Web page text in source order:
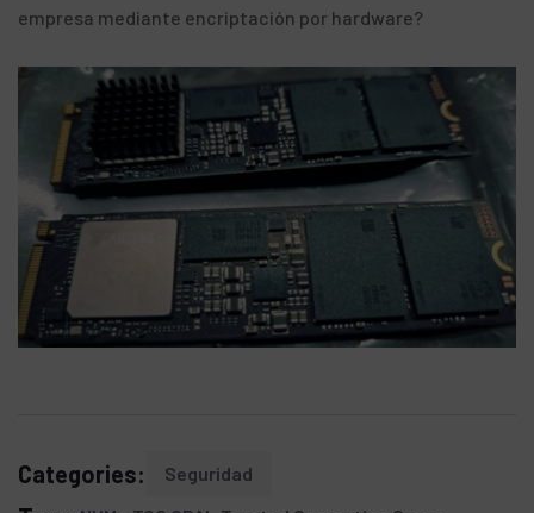
empresa mediante encriptación por hardware?
Categories: Seguridad